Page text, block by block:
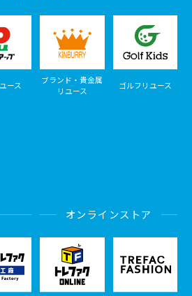
ース
ブランド・貴金属
リユース
ゴルフリユース
オンラインストア